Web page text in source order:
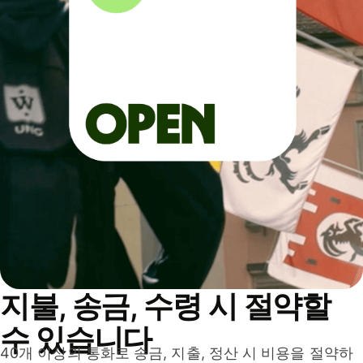
지불, 송금, 수령 시 절약할
수 있습니다
40개 이상의 통화로 송금, 지출, 정산 시 비용을 절약하